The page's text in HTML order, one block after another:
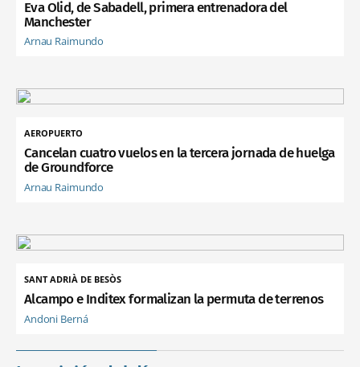
Eva Olid, de Sabadell, primera entrenadora del
Manchester
Arnau Raimundo
AEROPUERTO
Cancelan cuatro vuelos en la tercera jornada de huelga
de Groundforce
Arnau Raimundo
SANT ADRIÀ DE BESÒS
Alcampo e Inditex formalizan la permuta de terrenos
Andoni Berná